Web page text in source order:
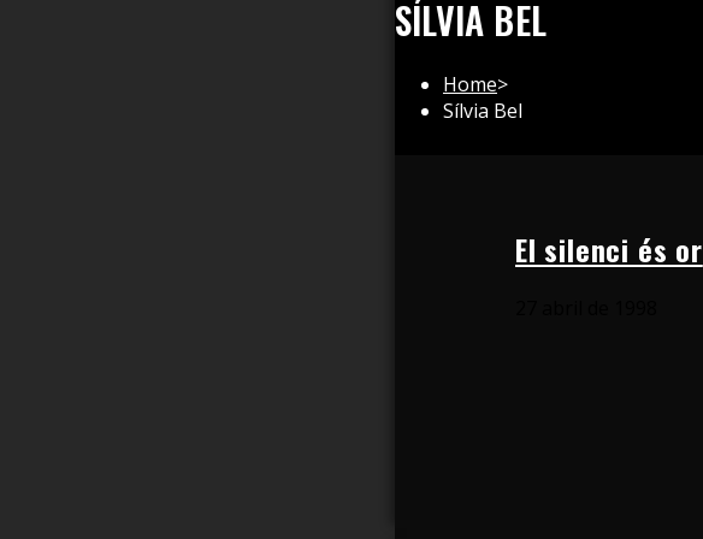
SÍLVIA BEL
Home>
Sílvia Bel
El silenci és or